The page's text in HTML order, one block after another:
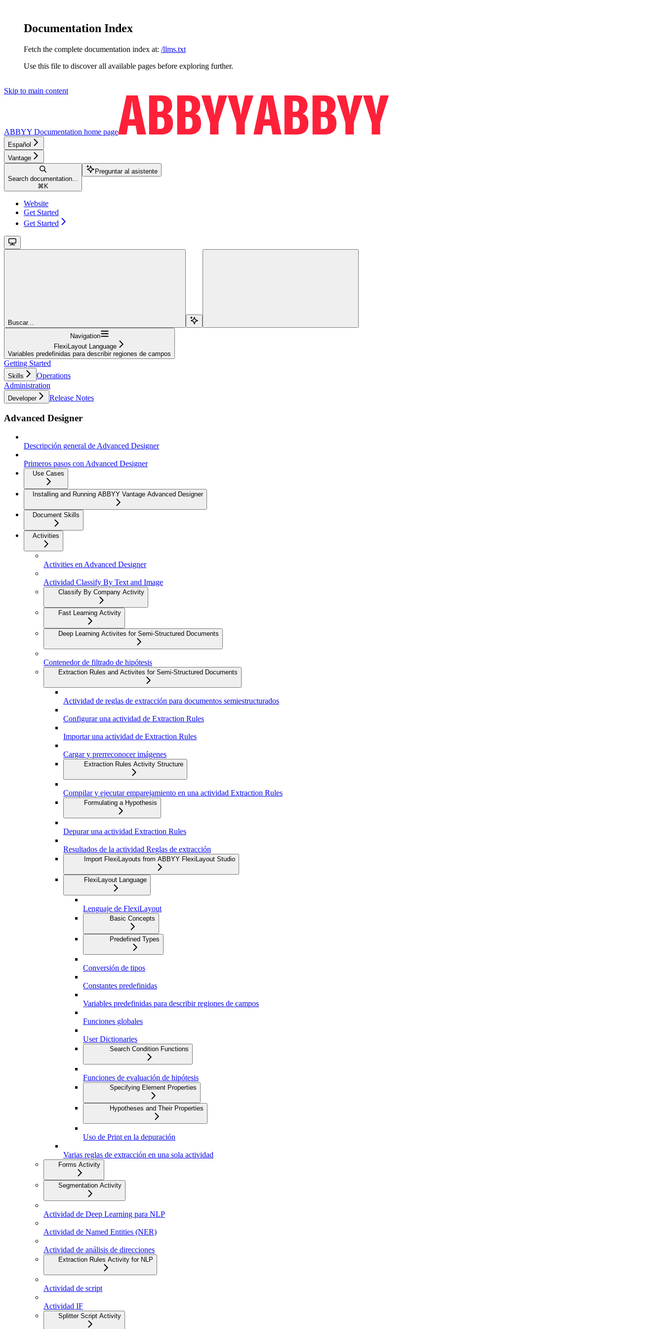
Documentation Index
Fetch the complete documentation index at: /llms.txt
Use this file to discover all available pages before exploring further.
Skip to main content
ABBYY Documentation home page
Español
Vantage
Search documentation...
⌘ K
Preguntar al asistente
Website
Get Started
Get Started
Buscar...
Navigation
FlexiLayout Language
Variables predefinidas para describir regiones de campos
Getting Started
Skills
Operations
Administration
Developer Release Notes
Advanced Designer
Descripción general de Advanced Designer
Primeros pasos con Advanced Designer
Use Cases
Installing and Running ABBYY Vantage Advanced Designer
Document Skills
Activities
Activities en Advanced Designer
Actividad Classify By Text and Image
Classify By Company Activity
Fast Learning Activity
Deep Learning Activites for Semi-Structured Documents
Contenedor de filtrado de hipótesis
Extraction Rules and Activites for Semi-Structured Documents
Actividad de reglas de extracción para documentos semiestructurados
Configurar una actividad de Extraction Rules
Importar una actividad de Extraction Rules
Cargar y prerreconocer imágenes
Extraction Rules Activity Structure
Compilar y ejecutar emparejamiento en una actividad Extraction Rules
Formulating a Hypothesis
Depurar una actividad Extraction Rules
Resultados de la actividad Reglas de extracción
Import FlexiLayouts from ABBYY FlexiLayout Studio
FlexiLayout Language
Lenguaje de FlexiLayout
Basic Concepts
Predefined Types
Conversión de tipos
Constantes predefinidas
Variables predefinidas para describir regiones de campos
Funciones globales
User Dictionaries
Search Condition Functions
Funciones de evaluación de hipótesis
Specifying Element Properties
Hypotheses and Their Properties
Uso de Print en la depuración
Varias reglas de extracción en una sola actividad
Forms Activity
Segmentation Activity
Actividad de Deep Learning para NLP
Actividad de Named Entities (NER)
Actividad de análisis de direcciones
Extraction Rules Activity for NLP
Actividad de script
Actividad IF
Splitter Script Activity